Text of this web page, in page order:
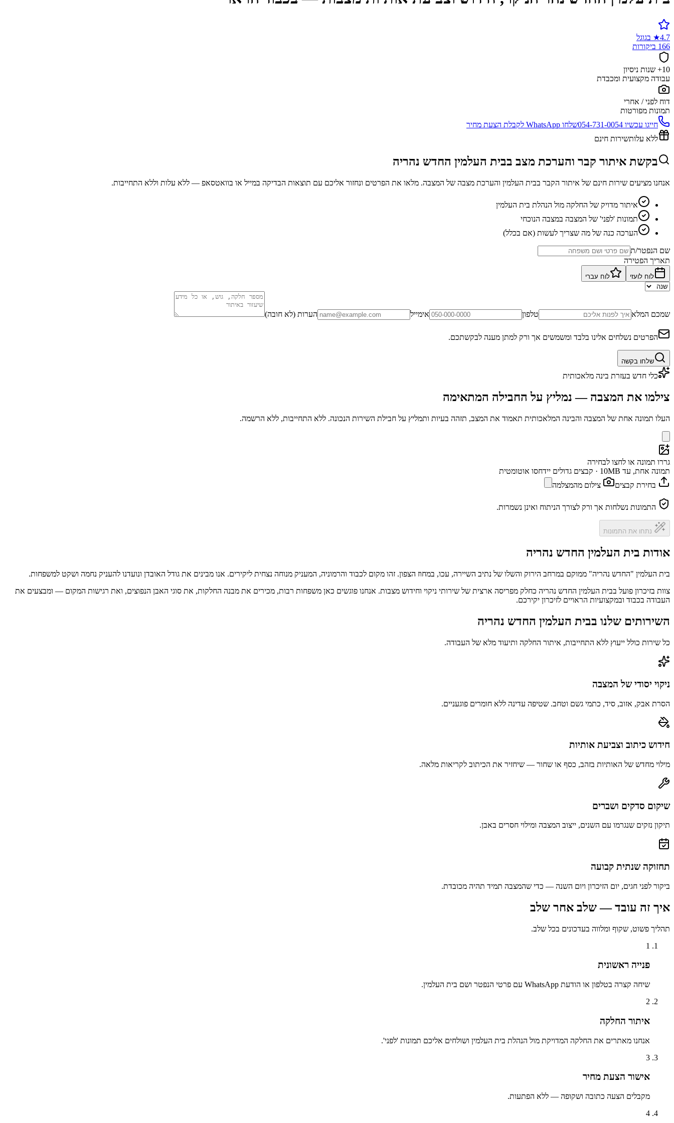
4.7
★ בגוגל
166 ביקורות
10+ שנות ניסיון
עבודה מקצועית ומכבדת
דוח לפני / אחרי
תמונות מפורטות
חייגו עכשיו 054-731-0054שלחו WhatsApp לקבלת הצעת מחיר
ללא עלותשירות חינם
בקשת איתור קבר והערכת מצב בבית העלמין החדש נהריה
אנחנו מציעים שירות חינם של איתור הקבר בבית העלמין והערכת מצבה של המצבה. מלאו את הפרטים ונחזור אליכם עם תוצאות הבדיקה במייל או בוואטסאפ — ללא עלות וללא התחייבות.
איתור מדויק של החלקה מול הנהלת בית העלמין
תמונות 'לפני' של המצבה במצבה הנוכחי
הערכה כנה של מה שצריך לעשות (אם בכלל)
שם הנפטר/ת
תאריך הפטירה
לוח לועזי לוח עברי
שמכם המלא טלפון אימייל הערות (לא חובה)
הפרטים נשלחים אלינו בלבד ומשמשים אך ורק למתן מענה לבקשתכם.
שלחו בקשה
כלי חדש בעזרת בינה מלאכותית
צילמו את המצבה — נמליץ על החבילה המתאימה
העלו תמונה אחת של המצבה והבינה המלאכותית תאמוד את המצב, תזהה בעיות ותמליץ על חבילת השירות הנכונה. ללא התחייבות, ללא הרשמה.
גררו תמונה או לחצו לבחירה
תמונה אחת, עד 10MB · קבצים גדולים יידחסו אוטומטית
בחירת קבצים
צילום מהמצלמה
התמונות נשלחות אך ורק לצורך הניתוח ואינן נשמרות.
נתחו את התמונות
אודות בית העלמין החדש נהריה
בית העלמין "החדש נהריה" ממוקם במרחב הירוק והשלו של נתיב השיירה, עכו, במחוז הצפון. זהו מקום לכבוד והרמוניה, המעניק מנוחה נצחית ליקירים. אנו מבינים את גודל האובדן ונועדנו להעניק נחמה ושקט למשפחות.
צוות בזיכרון פועל בבית העלמין החדש נהריה כחלק מפריסה ארצית של שירותי ניקוי וחידוש מצבות. אנחנו פוגשים כאן משפחות רבות, מכירים את מבנה החלקות, את סוגי האבן הנפוצים, ואת רגישות המקום — ומבצעים את
העבודה בכבוד ובמקצועיות הראויים לזיכרון יקירכם.
השירותים שלנו בבית העלמין החדש נהריה
כל שירות כולל ייעוץ ללא התחייבות, איתור החלקה ותיעוד מלא של העבודה.
ניקוי יסודי של המצבה
הסרת אבק, אזוב, סיד, כתמי גשם וטחב. שטיפה עדינה ללא חומרים פוגעניים.
חידוש כיתוב וצביעת אותיות
מילוי מחדש של האותיות בזהב, כסף או שחור — שיחזיר את הכיתוב לקריאות מלאה.
שיקום סדקים ושברים
תיקון נזקים שנגרמו עם השנים, ייצוב המצבה ומילוי חסרים באבן.
תחזוקה שנתית קבועה
ביקור לפני חגים, יום הזיכרון ויום השנה — כדי שהמצבה תמיד תהיה מכובדת.
איך זה עובד — שלב אחר שלב
תהליך פשוט, שקוף ומלווה בעדכונים בכל שלב.
1
פנייה ראשונית
שיחה קצרה בטלפון או הודעת WhatsApp עם פרטי הנפטר ושם בית העלמין.
2
איתור החלקה
אנחנו מאתרים את החלקה המדויקת מול הנהלת בית העלמין ושולחים אליכם תמונות 'לפני'.
3
אישור הצעת מחיר
מקבלים הצעה כתובה ושקופה — ללא הפתעות.
4